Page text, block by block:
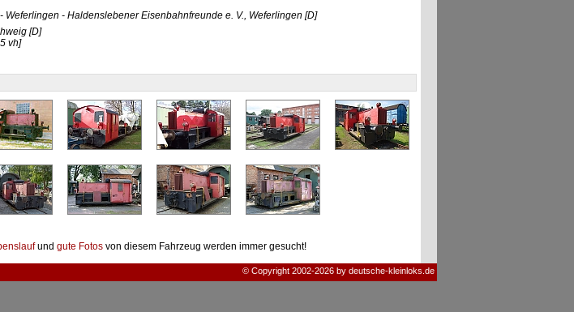
Weferlingen - Haldenslebener Eisenbahnfreunde e. V., Weferlingen [D]
[D]
vh]
und gute Fotos von diesem Fahrzeug werden immer gesucht!
© Copyright 2002-2026 by deutsche-kleinloks.de